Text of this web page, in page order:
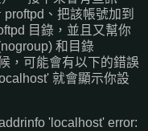
、把該帳號加到
目錄，並且又幫你
和目錄
，可能會有以下的錯誤
就會顯示你設
'localhost' error: